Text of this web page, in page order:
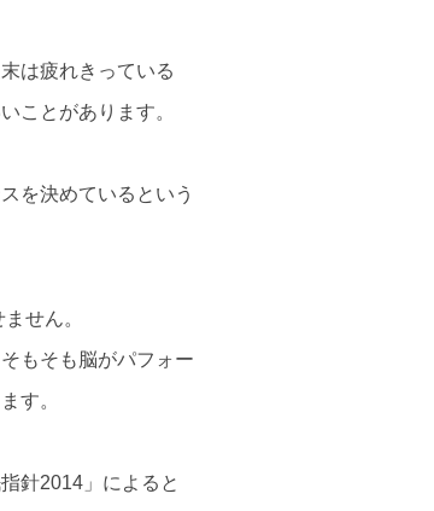
は疲れきっている
ことがあります。
を決めているという
せん。
もそも脳がパフォー
す。
針2014」 によると